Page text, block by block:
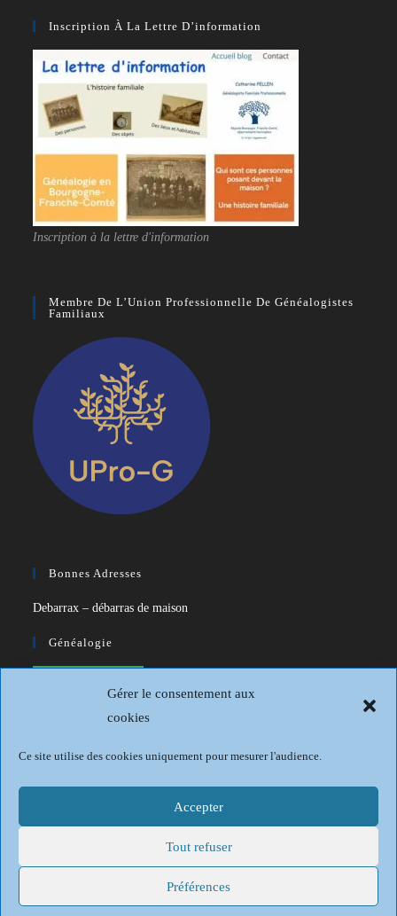
Gérer le consentement aux
cookies
Ce site utilise des cookies uniquement pour mesurer l'audience.
Accepter
Tout refuser
Préférences
Inscription À La Lettre D’information
Inscription à la lettre d'information
Membre De L’Union Professionnelle De Généalogistes
Familiaux
Bonnes Adresses
Debarrax – débarras de maison
Généalogie
Revue Française de Généalogie
Politique de cookies (UE)